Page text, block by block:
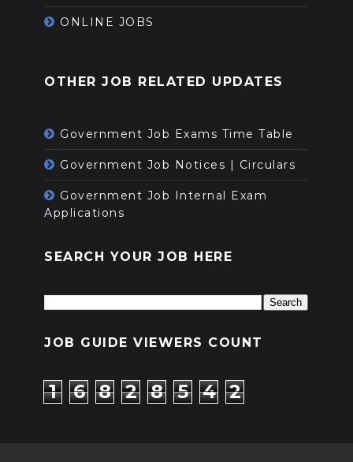
ONLINE JOBS
OTHER JOB RELATED UPDATES
Government Job Exams Time Table
Government Job Notices | Circulars
Government Job Internal Exam
Applications
SEARCH YOUR JOB HERE
JOB GUIDE VIEWERS COUNT
1 6 8 2 8 5 4 2